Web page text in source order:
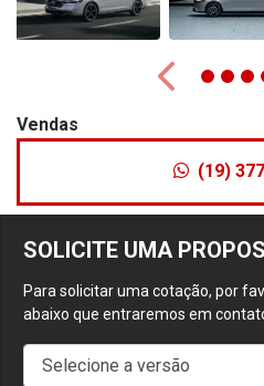
SOLICITE UMA
Para solicitar uma cotação, por
abaixo que entraremos em
Anterior
Vendas
(19)